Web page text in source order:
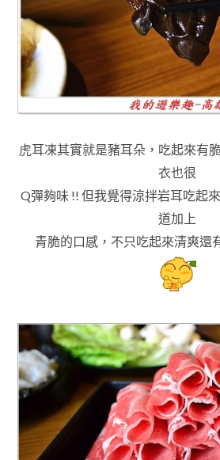
虎耳凍其實就是豬耳朵，吃起來有
衣也很
Q彈夠味 !! 但我覺得涼拌岩耳吃起
道加上
青脆的口感 ，不只吃起來清爽還